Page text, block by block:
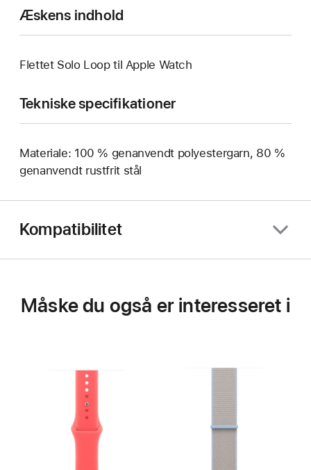
Æskens indhold
Flettet Solo Loop til Apple Watch
Tekniske specifikationer
Materiale: 100 % genanvendt polyestergarn, 80 %
genanvendt rustfrit stål
Kompatibilitet
Måske du også er interesseret i